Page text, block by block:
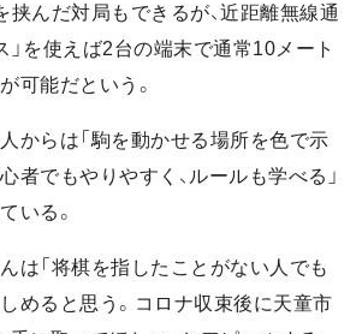
挟んだ対局もできるが、近距離無線通
」を使えば2台の端末で通常10メート
可能だという。
からは「駒を動かせる場所を色で示
者でもやりやすく、ルールも学べる」
いる。
は「将棋を指したことがない人でも
めると思う。コロナ収束後に天童市